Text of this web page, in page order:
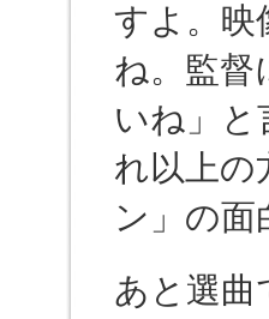
すよ。映
ね。監督
いね」と
れ以上の
ン」の
あと選